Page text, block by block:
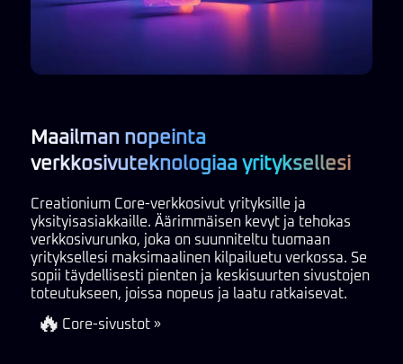
Maailman nopeinta
verkkosivuteknologiaa yrityksellesi
Creationium Core-verkkosivut yrityksille ja
yksityisasiakkaille. Äärimmäisen kevyt ja tehokas
verkkosivurunko, joka on suunniteltu tuomaan
yrityksellesi maksimaalinen kilpailuetu verkossa. Se
sopii täydellisesti pienten ja keskisuurten sivustojen
toteutukseen, joissa nopeus ja laatu ratkaisevat.
🔥 Core-sivustot »